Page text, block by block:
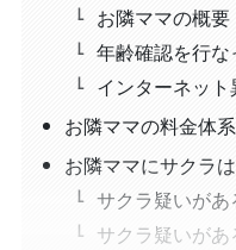
お隣ママの概
年齢確認を行な
インターネッ
お隣ママの料金体系
お隣ママにサクラ
サクラ疑いがあ
サクラ疑いがあ